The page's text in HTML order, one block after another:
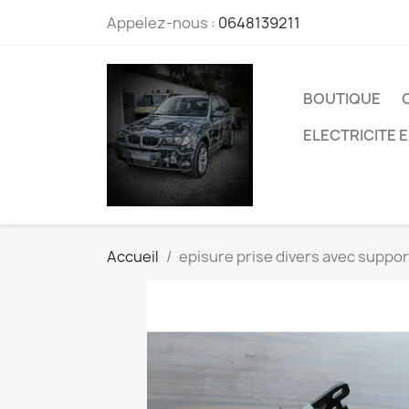
Appelez-nous : 0648139211
BOUTIQUE
ELECTRICITE
Accueil episure prise divers avec